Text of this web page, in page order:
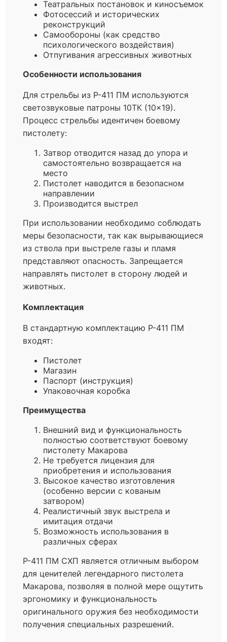
Театральных постановок и киносъемок
Фотосессий и исторических
реконструкций
Самообороны (как средство
психологического воздействия)
Отпугивания агрессивных животных
Особенности использования
Для стрельбы из Р-411 ПМ используются
светозвуковые патроны 10ТК (10×19).
Процесс стрельбы идентичен боевому
пистолету:
Затвор отводится назад до упора и
самостоятельно возвращается на
место
Пистолет наводится в безопасном
направлении
Производится выстрел
При использовании необходимо соблюдать
меры безопасности, так как вырывающиеся
из ствола при выстреле газы и пламя
представляют опасность. Запрещается
направлять пистолет в сторону людей и
животных.
Комплектация
В стандартную комплектацию Р-411 ПМ
входят:
Пистолет
Магазин
Паспорт (инструкция)
Упаковочная коробка
Преимущества
Внешний вид и функциональность
полностью соответствуют боевому
пистолету Макарова
Не требуется лицензия для
приобретения и использования
Высокое качество изготовления
(особенно версии с кованым
затвором)
Реалистичный звук выстрела и
имитация отдачи
Возможность использования в
различных сферах
Р-411 ПМ СХП является отличным выбором
для ценителей легендарного пистолета
Макарова, позволяя в полной мере ощутить
эргономику и функциональность
оригинального оружия без необходимости
получения специальных разрешений.